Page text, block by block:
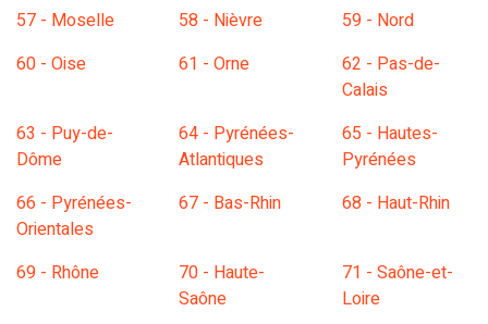
57 - Moselle 58 - Nièvre
59 - Nord
60 - Oise
61 - Orne
62 - Pas-de-
Calais
63 - Puy-de-
Dôme
64 - Pyrénées-
Atlantiques
65 - Hautes-
Pyrénées
66 - Pyrénées-
Orientales
67 - Bas-Rhin 68 - Haut-Rhin
69 - Rhône
70 - Haute-
Saône
71 - Saône-et-
Loire